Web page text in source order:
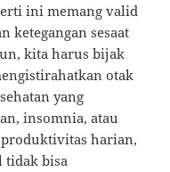
ini memang valid
ketegangan sesaat
kita harus bijak
otak
yang
insomnia, atau
harian,
tidak bisa